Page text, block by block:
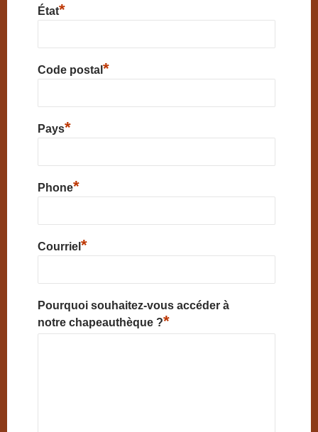
État*
Code postal *
Pays*
Phone*
Courriel *
Pourquoi souhaitez-vous accéder à
notre chapeauthèque ?*